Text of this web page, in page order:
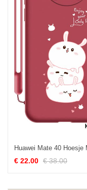
€ 22.00 € 38.00